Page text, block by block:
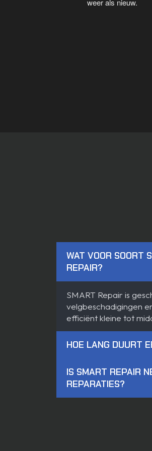
WAT VOOR SOORT
REPAIR?
SMART Repair is
velgbeschadigingen
efficiënt kleine tot
HOE LANG DUURT
IS SMART REPAIR
REPARATIES?